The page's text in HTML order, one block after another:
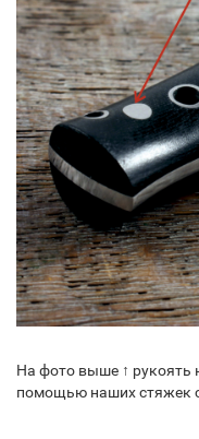
На фото выше ↑ рукоять
помощью наших стяжек